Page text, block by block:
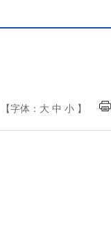
【字体： 大 中 小 】